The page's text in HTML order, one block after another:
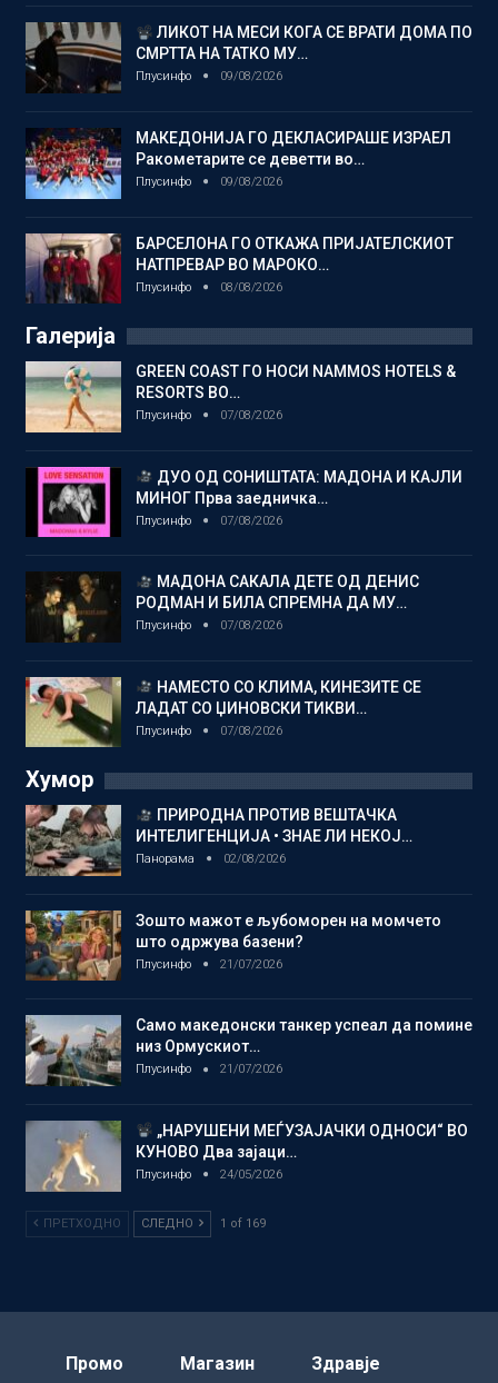
ЛИКОТ НА МЕСИ КОГА СЕ ВРАТИ ДОМА ПО
СМРТТА НА ТАТКО МУ…
Плусинфо 09/08/2026
МАКЕДОНИЈА ГО ДЕКЛАСИРАШЕ ИЗРАЕЛ
Ракометарите се деветти во…
Плусинфо 09/08/2026
БАРСЕЛОНА ГО ОТКАЖА ПРИЈАТЕЛСКИОТ
НАТПРЕВАР ВО МАРОКО…
Плусинфо 08/08/2026
Галерија
GREEN COAST ГО НОСИ NAMMOS HOTELS &
RESORTS ВО…
Плусинфо 07/08/2026
ДУО ОД СОНИШТАТА: МАДОНА И КАЈЛИ
МИНОГ Прва заедничка…
Плусинфо 07/08/2026
МАДОНА САКАЛА ДЕТЕ ОД ДЕНИС
РОДМАН И БИЛА СПРЕМНА ДА МУ…
Плусинфо 07/08/2026
НАМЕСТО СО КЛИМА, КИНЕЗИТЕ СЕ
ЛАДАТ СО ЏИНОВСКИ ТИКВИ…
Плусинфо 07/08/2026
Хумор
ПРИРОДНА ПРОТИВ ВЕШТАЧКА
ИНТЕЛИГЕНЦИЈА • ЗНАЕ ЛИ НЕКОЈ…
Панорама 02/08/2026
Зошто мажот е љубоморен на момчето
што одржува базени?
Плусинфо 21/07/2026
Само македонски танкер успеал да помине
низ Ормускиот…
Плусинфо 21/07/2026
„НАРУШЕНИ МЕЃУЗАЈАЧКИ ОДНОСИ“ ВО
КУНОВО Два зајаци…
Плусинфо 24/05/2026
ПРЕТХОДНО СЛЕДНО 1 of 169
Промо Магазин Здравје